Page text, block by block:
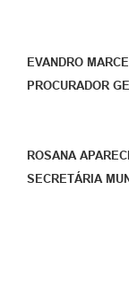
EVANDRO
PROCURADOR
ROSANA
SECRETÁRIA